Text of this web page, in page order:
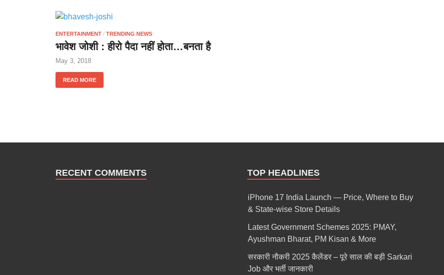
ENTERTAINMENT / TRENDING NEWS
भावेश जोशी : हीरो पैदा नहीं होता…बनता है
May 3, 2018
READ MORE
RECENT COMMENTS TOP HEADLINES
iPhone 17 India Launch — Price, Where to Buy
& State-wise Store Details
Latest Government Schemes 2025: PMAY,
Ayushman Bharat, PM Kisan & More
सरकारी नौकरी 2025 कैलेंडर – पूरे साल की बड़ी Sarkari
Job और भर्ती जानकारी